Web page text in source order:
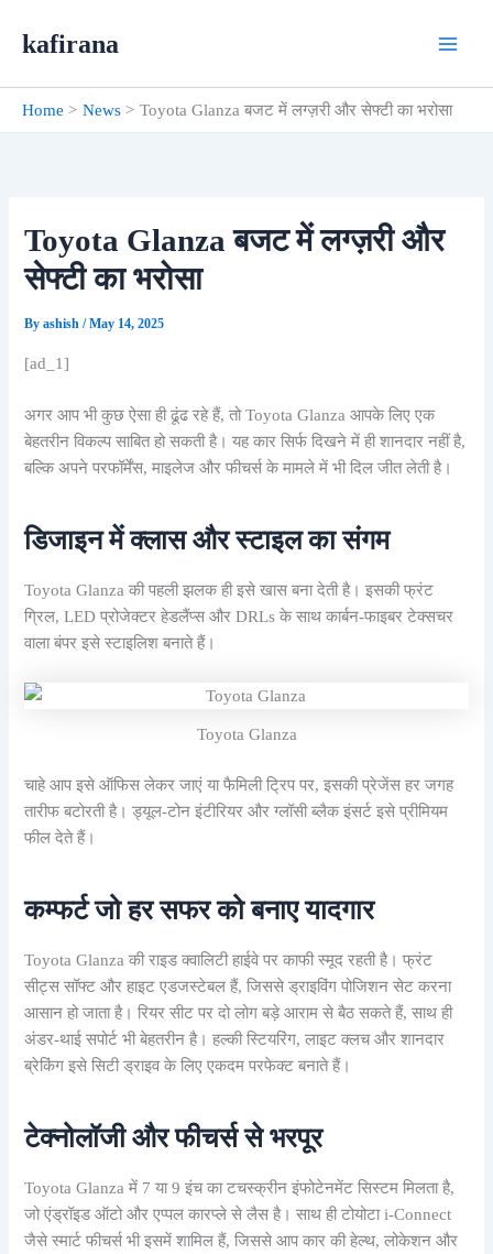
kafirana
Home News Toyota Glanza बजट में लग्ज़री और सेफ्टी का भरोसा
Toyota Glanza बजट में लग्ज़री और
सेफ्टी का भरोसा
Byashish/May 14, 2025
[ad_1]
अगर आप भी कुछ ऐसा ही ढूंढ रहे हैं, तो Toyota Glanza आपके लिए एक
बेहतरीन विकल्प साबित हो सकती है। यह कार सिर्फ दिखने में ही शानदार नहीं है,
बल्कि अपने परफॉर्मेंस, माइलेज और फीचर्स के मामले में भी दिल जीत लेती है।
डिजाइन में क्लास और स्टाइल का संगम
Toyota Glanza की पहली झलक ही इसे खास बना देती है। इसकी फ्रंट
ग्रिल, LED प्रोजेक्टर हेडलैंप्स और DRLs के साथ कार्बन-फाइबर टेक्सचर
वाला बंपर इसे स्टाइलिश बनाते हैं।
Toyota Glanza
चाहे आप इसे ऑफिस लेकर जाएं या फैमिली ट्रिप पर, इसकी प्रेजेंस हर जगह
तारीफ बटोरती है। ड्यूल-टोन इंटीरियर और ग्लॉसी ब्लैक इंसर्ट इसे प्रीमियम
फील देते हैं।
कम्फर्ट जो हर सफर को बनाए यादगार
Toyota Glanza की राइड क्वालिटी हाईवे पर काफी स्मूद रहती है। फ्रंट
सीट्स सॉफ्ट और हाइट एडजस्टेबल हैं, जिससे ड्राइविंग पोजिशन सेट करना
आसान हो जाता है। रियर सीट पर दो लोग बड़े आराम से बैठ सकते हैं, साथ ही
अंडर-थाई सपोर्ट भी बेहतरीन है। हल्की स्टियरिंग, लाइट क्लच और शानदार
ब्रेकिंग इसे सिटी ड्राइव के लिए एकदम परफेक्ट बनाते हैं।
टेक्नोलॉजी और फीचर्स से भरपूर
Toyota Glanza में 7 या 9 इंच का टचस्क्रीन इंफोटेनमेंट सिस्टम मिलता है,
जो एंड्रॉइड ऑटो और एप्पल कारप्ले से लैस है। साथ ही टोयोटा i-Connect
जैसे स्मार्ट फीचर्स भी इसमें शामिल हैं, जिससे आप कार की हेल्थ, लोकेशन और